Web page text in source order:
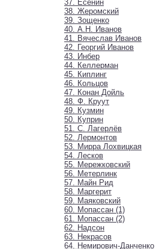
37. Есенин
38. Жеромский
39. Зощенко
40. А.Н. Иванов
41. Вячеслав Иванов
42. Георгий Иванов
43. Инбер
44. Келлерман
45. Киплинг
46. Кольцов
47. Конан Дойль
48. Ф. Круут
49. Кузмин
50. Куприн
51. С. Лагерлёв
52. Лермонтов
53. Мирра Лохвицкая
54. Лесков
55. Мережковский
56. Метерлинк
57. Майн Рид
58. Маргерит
59. Маяковский
60. Мопассан (1)
61. Мопассан (2)
62. Надсон
63. Некрасов
64. Немирович-Данченко